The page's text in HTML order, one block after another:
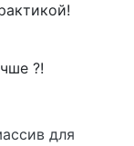
?!
для